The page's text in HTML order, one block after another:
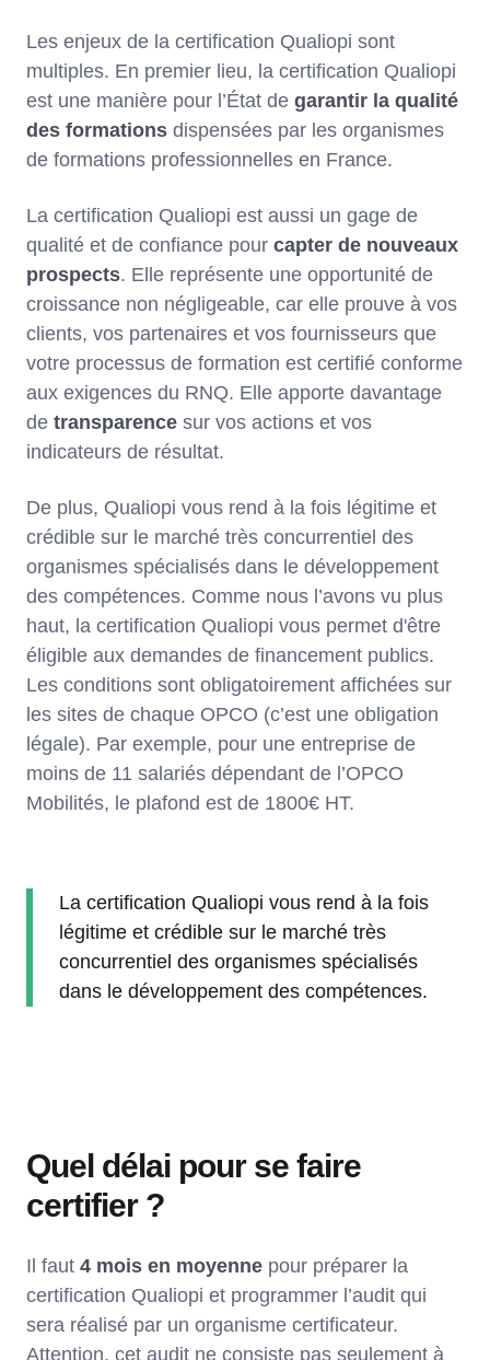
Les enjeux de la certification Qualiopi sont
multiples. En premier lieu, la certification Qualiopi
est une manière pour l’État de garantir la qualité
des formations dispensées par les organismes
de formations professionnelles en France.
La certification Qualiopi est aussi un gage de
qualité et de confiance pour capter de nouveaux
prospects. Elle représente une opportunité de
croissance non négligeable, car elle prouve à vos
clients, vos partenaires et vos fournisseurs que
votre processus de formation est certifié conforme
aux exigences du RNQ. Elle apporte davantage
de transparence sur vos actions et vos
indicateurs de résultat.
De plus, Qualiopi vous rend à la fois légitime et
crédible sur le marché très concurrentiel des
organismes spécialisés dans le développement
des compétences. Comme nous l’avons vu plus
haut, la certification Qualiopi vous permet d'être
éligible aux demandes de financement publics.
Les conditions sont obligatoirement affichées sur
les sites de chaque OPCO (c’est une obligation
légale). Par exemple, pour une entreprise de
moins de 11 salariés dépendant de l’OPCO
Mobilités, le plafond est de 1800€ HT.
La certification Qualiopi vous rend à la fois
légitime et crédible sur le marché très
concurrentiel des organismes spécialisés
dans le développement des compétences.
Quel délai pour se faire
certifier ?
Il faut 4 mois en moyenne pour préparer la
certification Qualiopi et programmer l’audit qui
sera réalisé par un organisme certificateur.
Attention, cet audit ne consiste pas seulement à